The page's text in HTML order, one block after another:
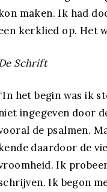
maken. Ik had
kerklied op. Het
Schrift
het begin was ik
ingegeven door
de psalmen.
daardoor de
Ik
Ik begon